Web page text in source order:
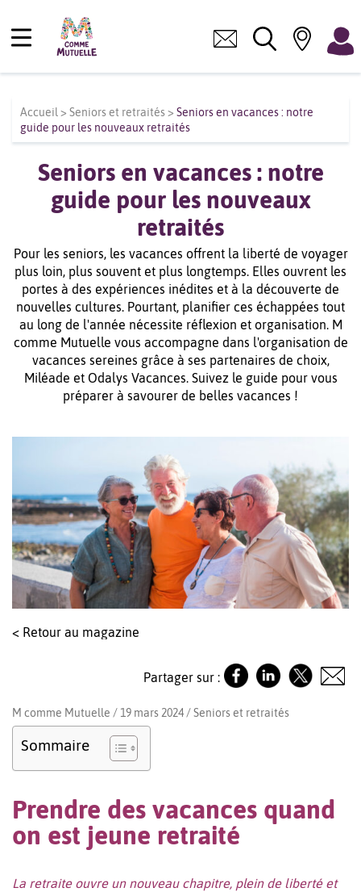
Accueil > Seniors et retraités> Seniors en vacances : notre
guide pour les nouveaux retraités
Seniors en vacances : notre
guide pour les nouveaux
retraités
Pour les seniors, les vacances offrent la liberté de voyager
plus loin, plus souvent et plus longtemps. Elles ouvrent les
portes à des expériences inédites et à la découverte de
nouvelles cultures. Pourtant, planifier ces échappées tout
au long de l'année nécessite réflexion et organisation. M
comme Mutuelle vous accompagne dans l'organisation de
vacances sereines grâce à ses partenaires de choix,
Miléade et Odalys Vacances. Suivez le guide pour vous
préparer à savourer de belles vacances !
< Retour au magazine
Partager sur :
M comme Mutuelle / 19 mars 2024 /Seniors et retraités
Sommaire
Prendre des vacances quand
on est jeune retraité
La retraite ouvre un nouveau chapitre, plein de liberté et